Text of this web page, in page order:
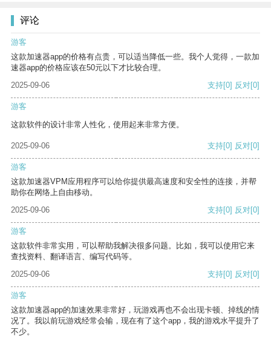
评论
游客
这款加速器app的价格有点贵，可以适当降低一些。我个人觉得，一款加
速器app的价格应该在50元以下才比较合理。
2025-09-06
支持[0] 反对[0]
游客
这款软件的设计非常人性化，使用起来非常方便。
2025-09-06 支持[0] 反对[0]
游客
这款加速器VPM应用程序可以给你提供最高速度和安全性的连接，并帮
助你在网络上自由移动。
2025-09-06
支持[0] 反对[0]
游客
这款软件非常实用，可以帮助我解决很多问题。比如，我可以使用它来
查找资料、翻译语言、编写代码等。
2025-09-06
支持[0] 反对[0]
游客
这款加速器app的加速效果非常好，玩游戏再也不会出现卡顿、掉线的情
况了。我以前玩游戏经常会输，现在有了这个app，我的游戏水平提升了
不少。